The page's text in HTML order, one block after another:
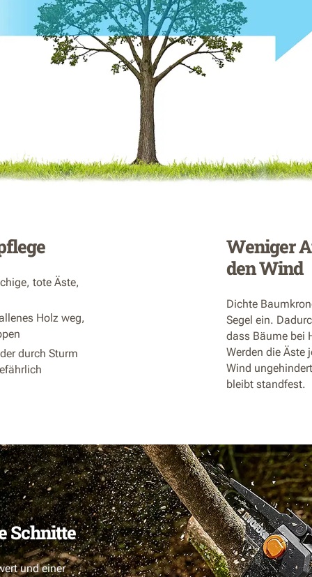
tote Äste,
Holz weg,
durch Sturm
Weniger
den Wind
Dichte
Segel ein.
dass Bäume bei
Werden die Äste
Wind
bleibt standfest.
Schnitte
und einer